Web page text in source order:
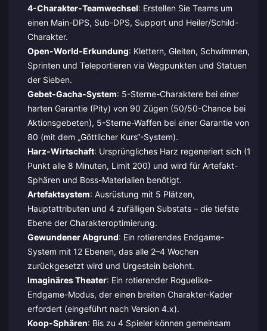
4-Charakter-Teamwechsel: Erstellen Sie Teams um
einen Main-DPS, Sub-DPS, Support und Heiler/Schild-
Charakter.
Open-World-Erkundung: Klettern, Gleiten, Schwimmen,
Sprinten und Teleportieren via Wegpunkten und Statuen
der Sieben.
Gebet-Gacha-System: 5-Sterne-Charaktere bei einer
harten Garantie (Pity) von 90 Zügen (50/50-Chance bei
Aktionsgebeten), 5-Sterne-Waffen bei einer Garantie von
80 (mit dem „Göttlicher Kurs“-System).
Harz-Wirtschaft: Ursprüngliches Harz regeneriert sich (1
Punkt alle 8 Minuten, Limit 200) und wird für Artefakt-
Sphären und Boss-Materialien benötigt.
Artefaktsystem: Ausrüstung mit 5 Plätzen,
Hauptattributen und 4 zufälligen Substats – die tiefste
Ebene der Charakteroptimierung.
Gewundener Abgrund: Ein rotierendes Endgame-
System mit 12 Ebenen, das alle 2–4 Wochen
zurückgesetzt wird und Urgestein belohnt.
Imaginäres Theater: Ein rotierender Roguelike-
Endgame-Modus, der einen breiten Charakter-Kader
erfordert (eingeführt nach Version 4.x).
Koop-Sphären: Bis zu 4 Spieler können gemeinsam